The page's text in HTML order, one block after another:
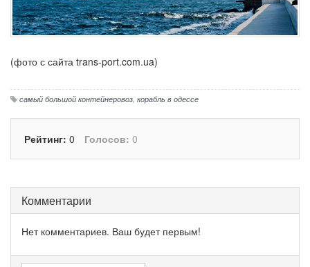
(фото с сайта trans-port.com.ua)
самый большой контейнеровоз, корабль в одессе
Рейтинг: 0 Голосов: 0
Комментарии
Нет комментариев. Ваш будет первым!